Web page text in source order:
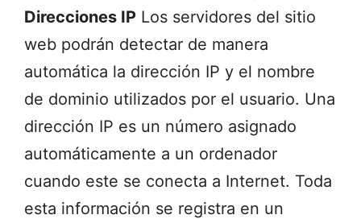
Direcciones IP Los servidores del sitio
web podrán detectar de manera
automática la dirección IP y el nombre
de dominio utilizados por el usuario. Una
dirección IP es un número asignado
automáticamente a un ordenador
cuando este se conecta a Internet. Toda
esta información se registra en un